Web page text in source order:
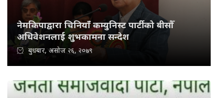
नेमकिपाद्वारा चिनियाँ कम्युनिस्ट पार्टीको बीसौँ
अधिवेशनलाई शुभकामना सन्देश
बुधबार, असोज २६, २०७९